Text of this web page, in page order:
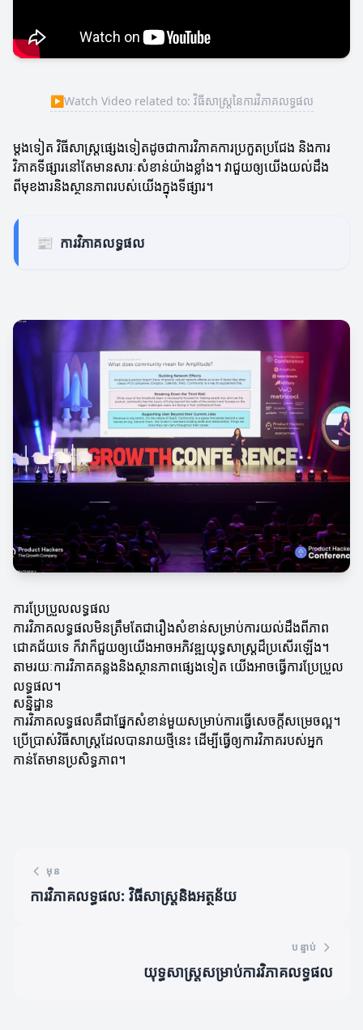
▶Watch Video related to: វិធីសាស្ត្រនៃការវិភាគលទ្ធផល
ម្តងទៀត វិធីសាស្ត្រផ្សេងទៀតដូចជាការវិភាគការប្រកួតប្រជែង និងការ
វិភាគទីផ្សារនៅតែមានសារៈសំខាន់យ៉ាងខ្លាំង។ វាជួយឲ្យយើងយល់ដឹង
ពីមុខងារនិងស្ថានភាពរបស់យើងក្នុងទីផ្សារ។
📰 ការវិភាគលទ្ធផល
ការប្រែប្រួលលទ្ធផល
ការវិភាគលទ្ធផលមិនត្រឹមតែជារឿងសំខាន់សម្រាប់ការយល់ដឹងពីភាព
ជោគជ័យទេ ក៏វាក៏ជួយឲ្យយើងអាចអភិវឌ្ឍយុទ្ធសាស្ត្រដ៏ប្រសើរឡើង។
តាមរយៈការវិភាគគន្លងនិងស្ថានភាពផ្សេងទៀត យើងអាចធ្វើការប្រែប្រួល
លទ្ធផល។
សន្និដ្ឋាន
ការវិភាគលទ្ធផលគឺជាផ្នែកសំខាន់មួយសម្រាប់ការធ្វើសេចក្តីសម្រេចល្អ។
ប្រើប្រាស់វិធីសាស្ត្រដែលបានរាយថ្មីនេះ ដើម្បីធ្វើឲ្យការវិភាគរបស់អ្នក
កាន់តែមានប្រសិទ្ធភាព។
មុន
ការវិភាគលទ្ធផល: វិធីសាស្ត្រនិងអត្ថន័យ
បន្ទាប់
យុទ្ធសាស្រ្តសម្រាប់ការវិភាគលទ្ធផល